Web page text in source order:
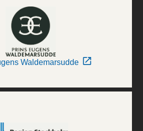
Waldemarsudde